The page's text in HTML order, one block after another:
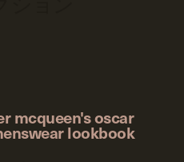
mcqueen's oscar
lookbook